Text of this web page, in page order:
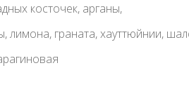
косточек, арганы,
лимона, граната, хауттюйнии,